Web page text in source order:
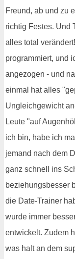
Freund, ab und zu
richtig Festes. Und
alles total
programmiert, und
angezogen - und
einmal hat alles
Ungleichgewicht
Leute "auf
ich bin, habe ich
jemand nach dem
ganz schnell ins
beziehungsbesser
die Date-Trainer
wurde immer
entwickelt. Zudem
was halt an dem